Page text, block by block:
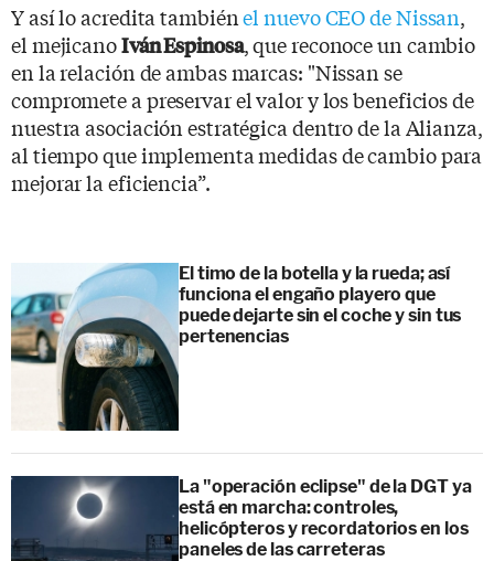
Y así lo acredita tambiénel nuevo CEO de Nissan,
el mejicanoIván Espinosa, que reconoce un cambio
en la relación de ambas marcas: "Nissan se
compromete a preservar el valor y los beneficios de
nuestra asociación estratégica dentro de la Alianza,
al tiempo que implementa medidas de cambio para
mejorar la eficiencia”.
El timo de la botella y la rueda; así
funciona el engaño playero que
puede dejarte sin el coche y sin tus
pertenencias
La "operación eclipse" de la DGT ya
está en marcha: controles,
helicópteros y recordatorios en los
paneles de las carreteras